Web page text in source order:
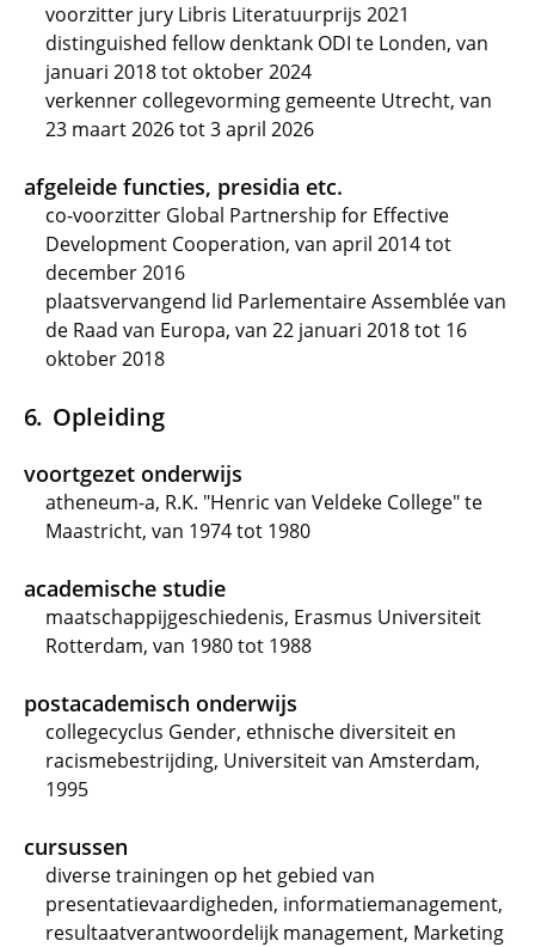
voorzitter jury Libris Literatuurprijs 2021
distinguished fellow denktank ODI te Londen, van
januari 2018 tot oktober 2024
verkenner collegevorming gemeente Utrecht, van
23 maart 2026 tot 3 april 2026
afgeleide functies, presidia etc.
co-voorzitter Global Partnership for Effective
Development Cooperation, van april 2014 tot
december 2016
plaatsvervangend lid Parlementaire Assemblée van
de Raad van Europa, van 22 januari 2018 tot 16
oktober 2018
Opleiding
voortgezet onderwijs
atheneum-a, R.K. "Henric van Veldeke College" te
Maastricht, van 1974 tot 1980
academische studie
maatschappijgeschiedenis, Erasmus Universiteit
Rotterdam, van 1980 tot 1988
postacademisch onderwijs
collegecyclus Gender, ethnische diversiteit en
racismebestrijding, Universiteit van Amsterdam,
1995
cursussen
diverse trainingen op het gebied van
presentatievaardigheden, informatiemanagement,
resultaatverantwoordelijk management, Marketing